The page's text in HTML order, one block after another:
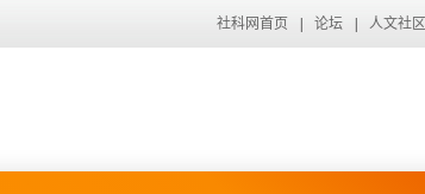
社科网首页 论坛 人文社区